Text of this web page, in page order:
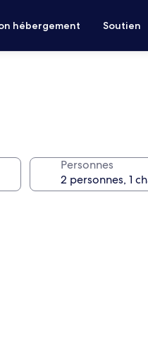
hébergement Soutien
Personnes